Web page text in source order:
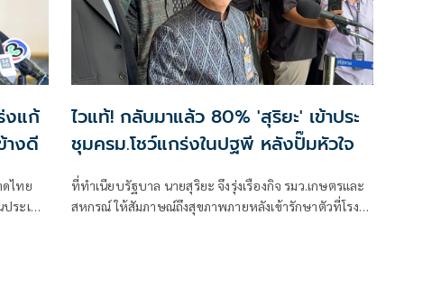
งแก้
งดี
ไทย
ระเทศ
ไวแท้! กลับมาแล้ว 80% 'สุริยะ' เข้าประ
ชุมครม.โชว์แกร่งในปฐพี หลังปั๊มหัวใจ
ที่ทําเนียบรัฐบาล นายสุริยะ จึงรุ่งเรืองกิจ รมว.เกษตรและ
สหกรณ์ ให้สัมภาษณ์ถึงสุขภาพภายหลังเข้ารักษาตัวที่โรง